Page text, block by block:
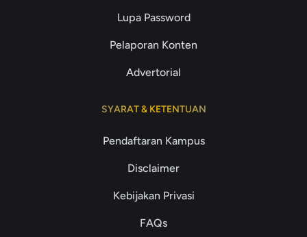
Lupa Password
Pelaporan Konten
Advertorial
SYARAT & KETENTUAN
Pendaftaran Kampus
Disclaimer
Kebijakan Privasi
FAQs